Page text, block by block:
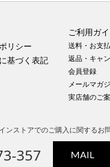
リシー
基づく表記
ご利用ガ
送料・お支
返品・キャ
会員登録
メールマガ
実店舗のご
ンストアでのご購入に関するお
357 MAIL